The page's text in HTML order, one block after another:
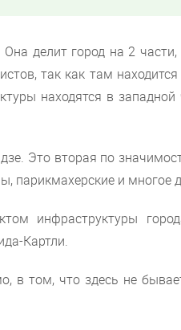
делит город на 2
так как там
находятся в западной
Это вторая по
парикмахерские и многое
инфраструктуры
Картли.
в том, что здесь не